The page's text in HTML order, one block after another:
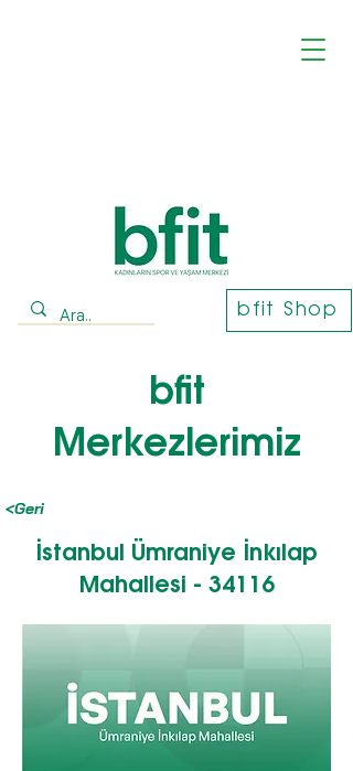
bfit Shop
bfit
Merkezlerimiz
<Geri
İstanbul Ümraniye İnkılap
Mahallesi - 34116